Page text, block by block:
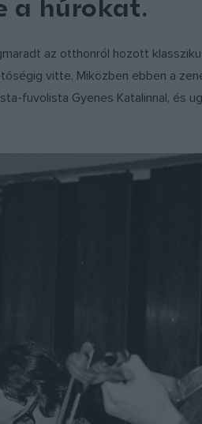
az otthonról hozott
vitte. Miközben ebben a
fuvolista Gyenes Katalinnal, és